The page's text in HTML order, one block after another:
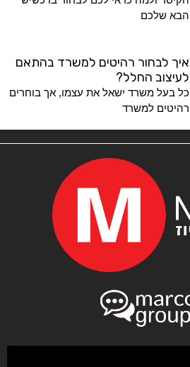
הבא שלכם
איך לבחור רהיטים למשרד בהתאם
לעיצוב החלל?
כל בעל משרד ישאל את עצמו, אך בוחרים
רהיטים למשרד